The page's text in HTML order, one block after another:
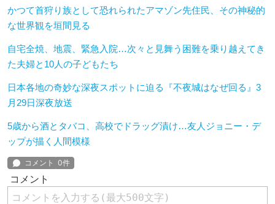
かつて首狩り族として恐れられたアマゾン先住民、その神秘的
な世界観を垣間見る
自宅全焼、地震、緊急入院…次々と見舞う困難を乗り越えてき
た夫婦と10人の子どもたち
日本各地の奇妙な深夜スポットに迫る『不夜城はなぜ回る』3
月29日深夜放送
5歳から酒とタバコ、高校でドラッグ漬け…友人ジョニー・デ
ップが描く人間模様